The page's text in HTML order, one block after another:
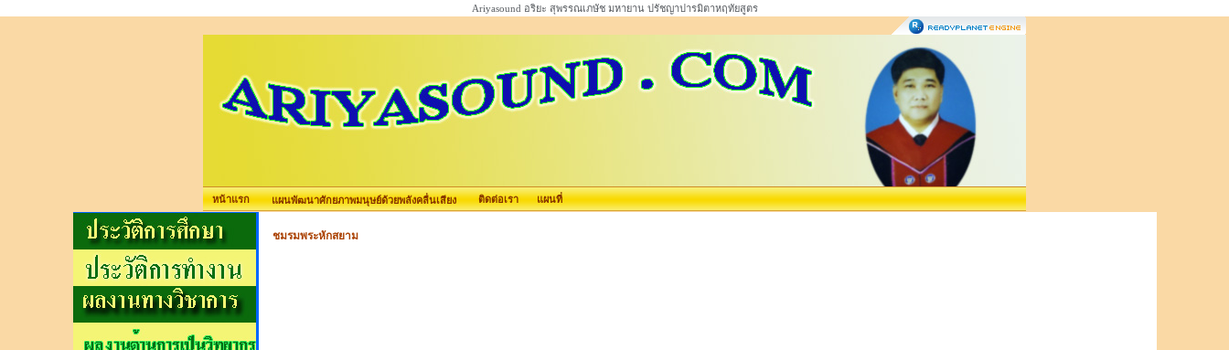
Ariyasound อริยะ สุพรรณเภษัช มหายาน ปรัชญาปารมิตาหฤทัยสูตร
หน้าแรก แผนพัฒนาศักยภาพมนุษย์ด้วยพลังคลื่นเสียง ติดต่อเรา แผนที่
ชมรมพระหักสยาม